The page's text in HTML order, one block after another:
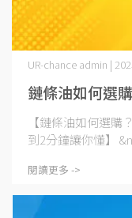
鏈條油如何選
UR-chance admin |
【鏈條油如何選
到2分鐘讓你懂】
閱讀更多 ->